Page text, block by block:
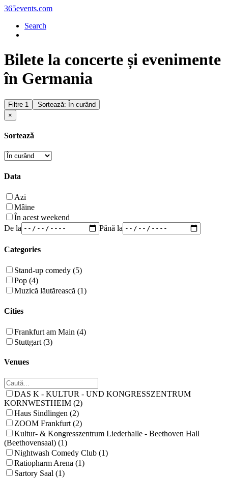
365events.com
Search
Bilete la concerte și evenimente
în Germania
Filtre 1
Sortează: În curând
×
Sortează
Data
Azi
Mâine
În acest weekend
De la
Până la
Categories
Stand-up comedy (5)
Pop (4)
Muzică lăutărească (1)
Cities
Frankfurt am Main (4)
Stuttgart (3)
Venues
DAS K - KULTUR - UND KONGRESSZENTRUM
KORNWESTHEIM (2)
Haus Sindlingen (2)
ZOOM Frankfurt (2)
Kultur- & Kongresszentrum Liederhalle - Beethoven Hall
(Beethovensaal) (1)
Nightwash Comedy Club (1)
Ratiopharm Arena (1)
Sartory Saal (1)